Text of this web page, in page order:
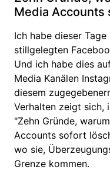
Media
Ich habe dieser
stillgelegten
Und ich habe dies
Media Kanälen
diesem
Verhalten zeigt sich,
"Zehn Gründe,
Accounts sofort
wo sie,
Grenze kommen.